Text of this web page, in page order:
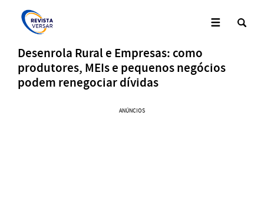
Desenrola Rural e Empresas: como
produtores, MEIs e pequenos negócios
podem renegociar dívidas
ANÚNCIOS